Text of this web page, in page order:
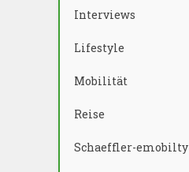
Interviews
Lifestyle
Mobilität
Reise
Schaeffler-emobilty